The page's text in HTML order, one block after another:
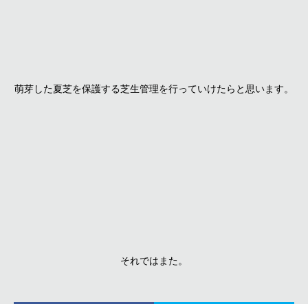
萌芽した夏芝を保護する芝生管理を行っていけたらと思います。
それではまた。